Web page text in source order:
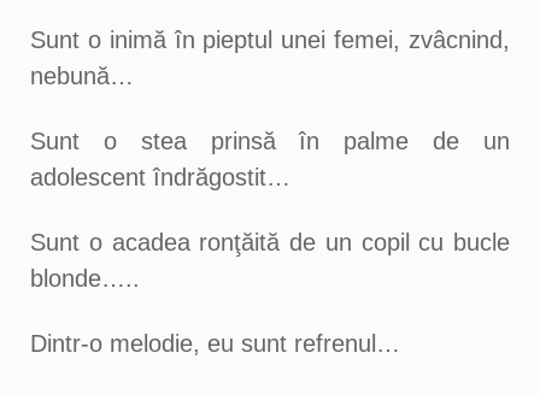
Sunt o inimă în pieptul unei femei, zvâcnind,
nebună…
Sunt o stea prinsă în palme de un
adolescent îndrăgostit…
Sunt o acadea ronţăită de un copil cu bucle
blonde…..
Dintr-o melodie, eu sunt refrenul…